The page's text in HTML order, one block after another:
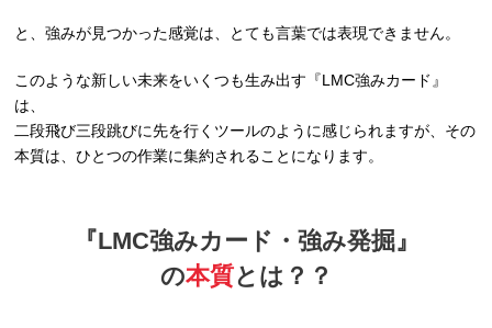
と、強みが見つかった感覚は、とても言葉では表現できません。
このような新しい未来をいくつも生み出す『LMC強みカード』
は、
二段飛び三段跳びに先を行くツールのように感じられますが、その
本質は、ひとつの作業に集約されることになります。
『LMC強みカード・強み発掘』
の本質とは？？